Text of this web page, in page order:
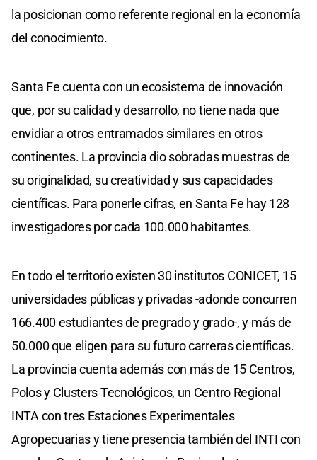
la posicionan como referente regional en la economía
del conocimiento.
Santa Fe cuenta con un ecosistema de innovación
que, por su calidad y desarrollo, no tiene nada que
envidiar a otros entramados similares en otros
continentes. La provincia dio sobradas muestras de
su originalidad, su creatividad y sus capacidades
científicas. Para ponerle cifras, en Santa Fe hay 128
investigadores por cada 100.000 habitantes.
En todo el territorio existen 30 institutos CONICET, 15
universidades públicas y privadas -adonde concurren
166.400 estudiantes de pregrado y grado-, y más de
50.000 que eligen para su futuro carreras científicas.
La provincia cuenta además con más de 15 Centros,
Polos y Clusters Tecnológicos, un Centro Regional
INTA con tres Estaciones Experimentales
Agropecuarias y tiene presencia también del INTI con